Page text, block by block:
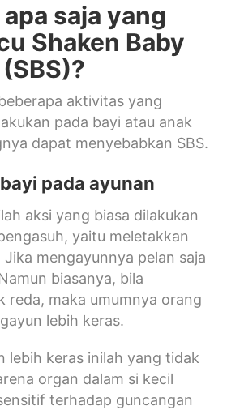
saja yang
Shaken Baby
aktivitas yang
pada bayi atau anak
dapat menyebabkan SBS.
pada ayunan
aksi yang biasa dilakukan
yaitu meletakkan
mengayunnya pelan saja
biasanya, bila
reda, maka umumnya orang
lebih keras.
lebih keras inilah yang tidak
organ dalam si kecil
terhadap guncangan